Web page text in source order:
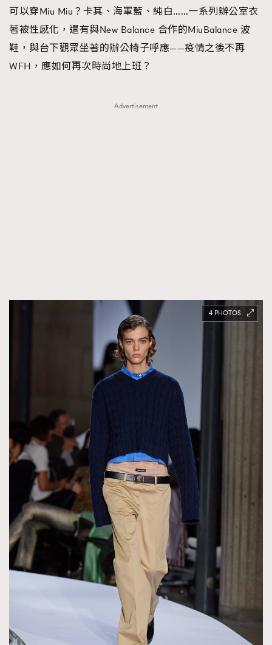
可以穿Miu Miu？卡其、海軍藍、純白……一系列辦公室衣
著被性感化，還有與New Balance 合作的MiuBalance 波
鞋，與台下觀眾坐著的辦公椅子呼應——疫情之後不再
WFH，應如何再次時尚地上班？
Advertisement
4